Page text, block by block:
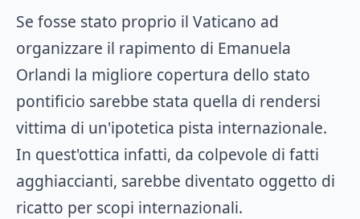
Se fosse stato proprio il Vaticano ad
organizzare il rapimento di Emanuela
Orlandi la migliore copertura dello stato
pontificio sarebbe stata quella di rendersi
vittima di un'ipotetica pista internazionale.
In quest'ottica infatti, da colpevole di fatti
agghiaccianti, sarebbe diventato oggetto di
ricatto per scopi internazionali.